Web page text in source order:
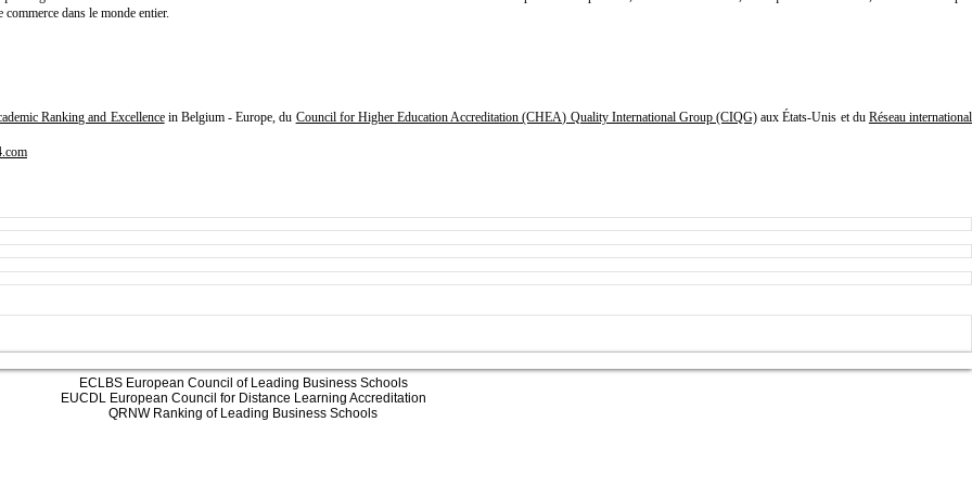
commerce dans le monde entier.
Ranking and Excellencein Belgium - Europe, du Council for Higher Education Accreditation (CHEA) Quality International Group (CIQG) aux États-Unis et du Réseau international
ECLBS European Council of Leading Business Schools
EUCDL European Council for Distance Learning Accreditation
QRNW Ranking of Leading Business Schools